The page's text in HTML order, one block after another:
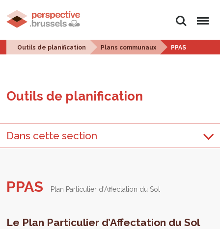
Rechercher
Menu
Outils de planification Plans communaux PPAS
Outils de pla­ni­fi­ca­tion
Dans cette section
PPAS Plan Particulier d'Affectation du Sol
Le Plan Particulier d’Affectation du Sol